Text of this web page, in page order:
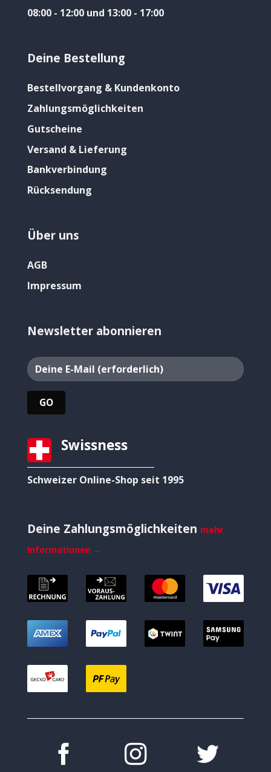
08:00 - 12:00 und 13:00 - 17:00
Deine Bestellung
Bestellvorgang & Kundenkonto
Zahlungsmöglichkeiten
Gutscheine
Versand & Lieferung
Bankverbindung
Rücksendung
Über uns
AGB
Impressum
Newsletter abonnieren
Swissness
Schweizer Online-Shop seit 1995
Deine Zahlungsmöglichkeiten mehr
Informationen →